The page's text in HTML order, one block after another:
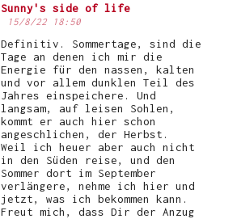
Sunny's side of life
15/8/22 18:50
Definitiv. Sommertage, sind die
Tage an denen ich mir die
Energie für den nassen, kalten
und vor allem dunklen Teil des
Jahres einspeichere. Und
langsam, auf leisen Sohlen,
kommt er auch hier schon
angeschlichen, der Herbst.
Weil ich heuer aber auch nicht
in den Süden reise, und den
Sommer dort im September
verlängere, nehme ich hier und
jetzt, was ich bekommen kann.
Freut mich, dass Dir der Anzug